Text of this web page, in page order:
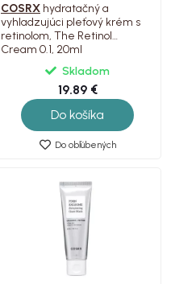
COSRX hydratačný a
vyhladzujúci pleťový krém s
retinolom, The Retinol
Cream 0.1, 20ml
Skladom
19.89 €
Do košíka
Do obľúbených